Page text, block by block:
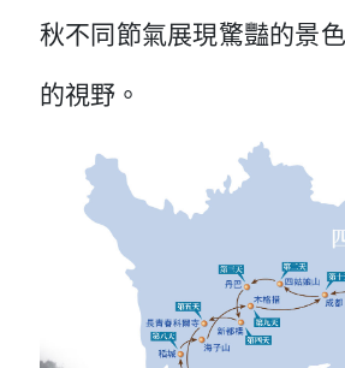
秋不同節氣展現驚豔的景
的視野。